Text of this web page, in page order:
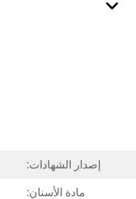
إصدار الشهادات:
مادة الأسنان: